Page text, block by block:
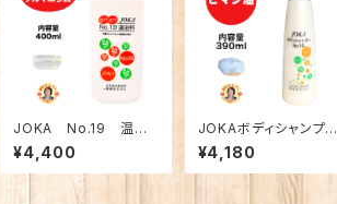
JOKA No.19 温浴
料
¥4,400
JOKAボディシャンプー
No.19
¥4,180